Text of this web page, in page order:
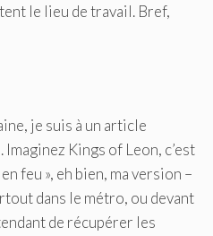
le lieu de travail. Bref,
je suis à un article
Kings of Leon, c’est
feu », eh bien, ma version –
dans le métro, ou devant
de récupérer les